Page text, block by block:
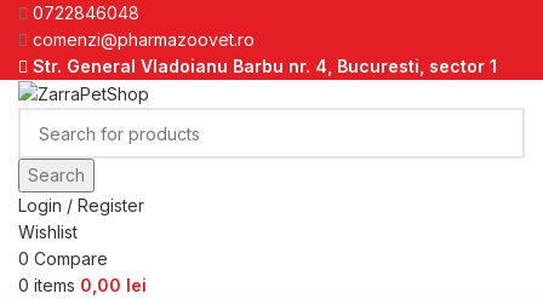
0722846048
comenzi@pharmazoovet.ro
Str. General Vladoianu Barbu nr. 4, Bucuresti, sector 1
Search
Login / Register
Wishlist
0 Compare
0 items 0,00 lei